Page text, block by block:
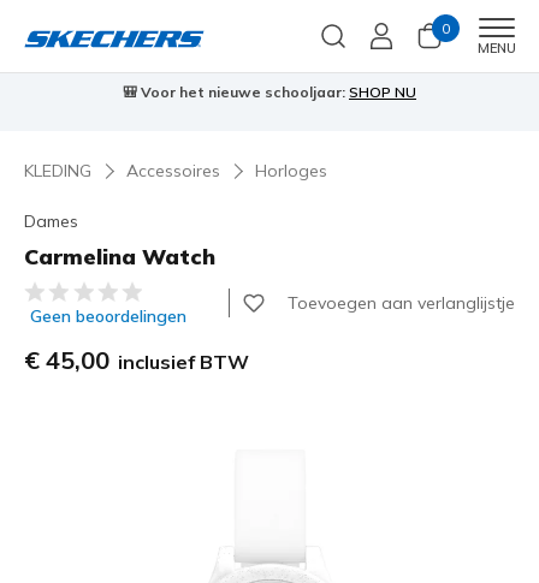
0
MENU
🎒 Voor het nieuwe schooljaar: SHOP NU
KLEDING Accessoires Horloges
Dames
Carmelina Watch
4,5 van de 5 klantbeoordelingen
Geen beoordelingen
Toevoegen aan verlanglijstje
€ 45,00 inclusief BTW